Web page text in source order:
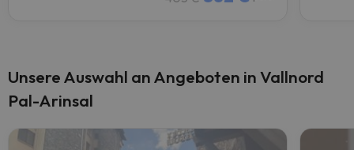
Unsere Auswahl an Angeboten in Vallnord
Pal-Arinsal